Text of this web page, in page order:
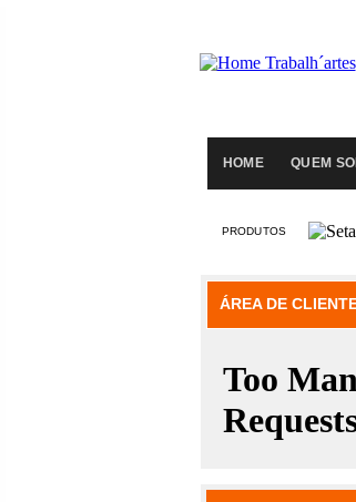
HOME QUEM
PRODUTOS
ÁREA DE